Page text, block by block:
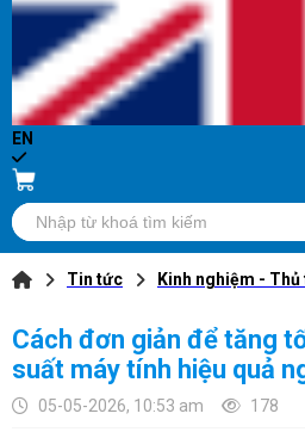
EN
Tin tức Kinh nghiệm - Thủ
Cách đơn giản để tăng
suất máy tính hiệu quả
05-05-2026, 10:53 am 178